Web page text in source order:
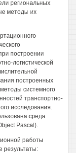
региональных
методы их
построении
логистической
построенных
системного
транспортно-
исследования.
среда
Pascal).
работы
результаты: